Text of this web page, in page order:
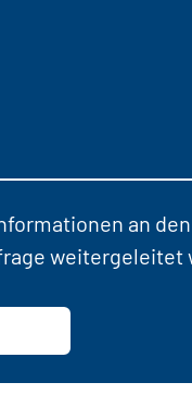
an
weitergeleitet